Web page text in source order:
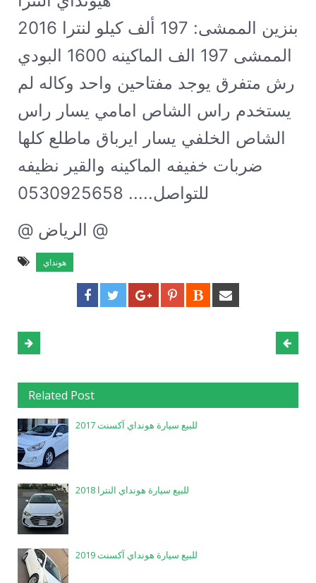
بنزين الممشى: 197 ألف كيلو
لنترا 2016
الممشى 197 الف الماكينه 1600 البودي
رش متفرق يوجد مفتاحين واحد وكاله لم
يستخدم راس الشاص امامي يسار راس
الشاص الخلفي يسار ايرباق ماطلع كلها
ضربات خفيفه الماكينه والقير نظيفه
للتواصل..... 0530925658
@ الرياض @
هونداي
Related Post
للبيع سيارة هونداي آكسنت 2017
للبيع سيارة هونداي النترا 2018
للبيع سيارة هونداي آكسنت 2019